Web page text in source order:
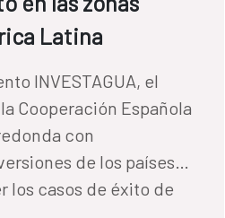
Latina
INVESTAGUA, el
Cooperación Española
con
de los países
los casos de éxito de